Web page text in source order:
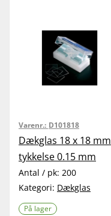
Varenr.: D101818
Dækglas 18 x 18 mm
tykkelse 0.15 mm
Antal / pk: 200
Kategori: Dækglas
På lager